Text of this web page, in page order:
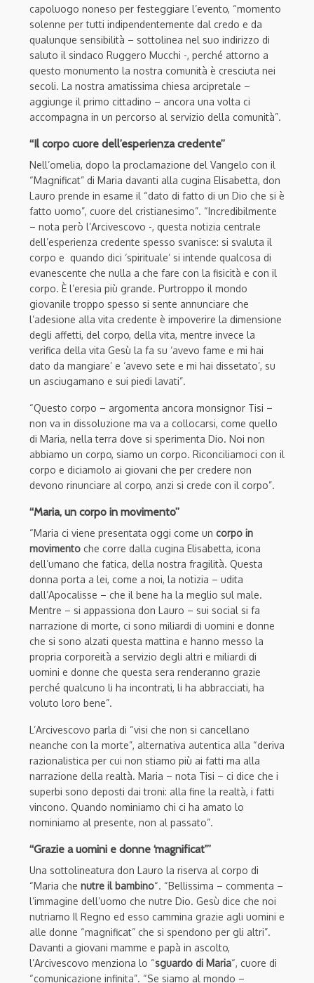
capoluogo noneso per festeggiare l’evento, “momento
solenne per tutti indipendentemente dal credo e da
qualunque sensibilità – sottolinea nel suo indirizzo di
saluto il sindaco Ruggero Mucchi -, perché attorno a
questo monumento la nostra comunità è cresciuta nei
secoli. La nostra amatissima chiesa arcipretale –
aggiunge il primo cittadino – ancora una volta ci
accompagna in un percorso al servizio della comunità”.
“Il corpo cuore dell’esperienza credente”
Nell’omelia, dopo la proclamazione del Vangelo con il
“Magnificat” di Maria davanti alla cugina Elisabetta, don
Lauro prende in esame il “dato di fatto di un Dio che si è
fatto uomo”, cuore del cristianesimo”. “Incredibilmente
– nota però l’Arcivescovo -, questa notizia centrale
dell’esperienza credente spesso svanisce: si svaluta il
corpo e quando dici ‘spirituale’ si intende qualcosa di
evanescente che nulla a che fare con la fisicità e con il
corpo. È l’eresia più grande. Purtroppo il mondo
giovanile troppo spesso si sente annunciare che
l’adesione alla vita credente è impoverire la dimensione
degli affetti, del corpo, della vita, mentre invece la
verifica della vita Gesù la fa su ‘avevo fame e mi hai
dato da mangiare’ e ‘avevo sete e mi hai dissetato’, su
un asciugamano e sui piedi lavati”.
“Questo corpo – argomenta ancora monsignor Tisi –
non va in dissoluzione ma va a collocarsi, come quello
di Maria, nella terra dove si sperimenta Dio. Noi non
abbiamo un corpo, siamo un corpo. Riconciliamoci con il
corpo e diciamolo ai giovani che per credere non
devono rinunciare al corpo, anzi si crede con il corpo”.
“Maria, un corpo in movimento”
“Maria ci viene presentata oggi come un corpo in
movimento che corre dalla cugina Elisabetta, icona
dell’umano che fatica, della nostra fragilità. Questa
donna porta a lei, come a noi, la notizia – udita
dall’Apocalisse – che il bene ha la meglio sul male.
Mentre – si appassiona don Lauro – sui social si fa
narrazione di morte, ci sono miliardi di uomini e donne
che si sono alzati questa mattina e hanno messo la
propria corporeità a servizio degli altri e miliardi di
uomini e donne che questa sera renderanno grazie
perché qualcuno li ha incontrati, li ha abbracciati, ha
voluto loro bene”.
L’Arcivescovo parla di “visi che non si cancellano
neanche con la morte”, alternativa autentica alla “deriva
razionalistica per cui non stiamo più ai fatti ma alla
narrazione della realtà. Maria – nota Tisi – ci dice che i
superbi sono deposti dai troni: alla fine la realtà, i fatti
vincono. Quando nominiamo chi ci ha amato lo
nominiamo al presente, non al passato”.
“Grazie a uomini e donne ‘magnificat'”
Una sottolineatura don Lauro la riserva al corpo di
“Maria che nutre il bambino“. “Bellissima – commenta –
l’immagine dell’uomo che nutre Dio. Gesù dice che noi
nutriamo Il Regno ed esso cammina grazie agli uomini e
alle donne “magnificat” che si spendono per gli altri”.
Davanti a giovani mamme e papà in ascolto,
l’Arcivescovo menziona lo “sguardo di Maria“, cuore di
“comunicazione infinita”. “Se siamo al mondo –